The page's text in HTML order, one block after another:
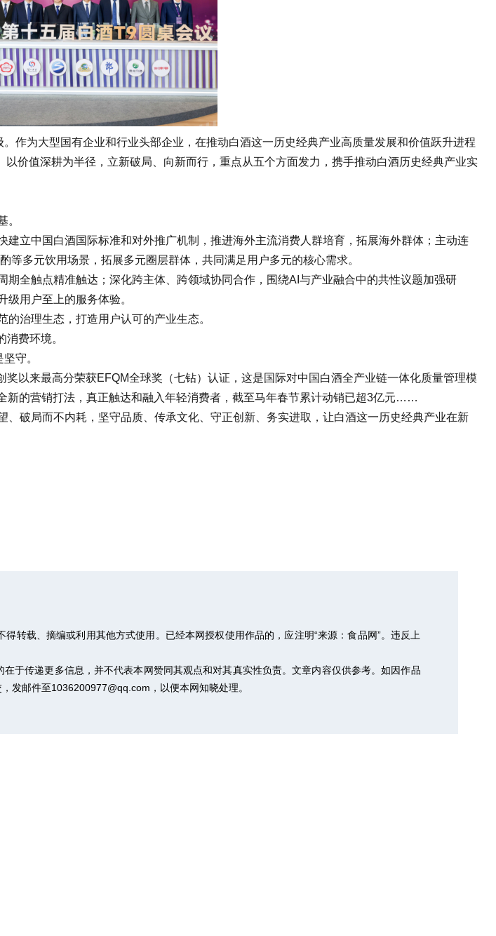
为大型国有企业和行业头部企业，在推动白酒这一历史经典产业高质量发展和价值跃升进程
价值深耕为半径，立新破局、向新而行，重点从五个方面发力，携手推动白酒历史经典产业实
。
中国白酒国际标准和对外推广机制，推进海外主流消费人群培育，拓展海外群体；主动连
等多元饮用场景，拓展多元圈层群体，共同满足用户多元的核心需求。
触点精准触达；深化跨主体、跨领域协同合作，围绕AI与产业融合中的共性议题加强研
用户至上的服务体验。
治理生态，打造用户认可的产业生态。
费环境。
守。
来最高分荣获EFQM全球奖（七钻）认证，这是国际对中国白酒全产业链一体化质量管理模
新的营销打法，真正触达和融入年轻消费者，截至马年春节累计动销已超3亿元……
局而不内耗，坚守品质、传承文化、守正创新、务实进取，让白酒这一历史经典产业在新
转载、摘编或利用其他方式使用。已经本网授权使用作品的，应注明“来源：食品网”。违反上
于传递更多信息，并不代表本网赞同其观点和对其真实性负责。文章内容仅供参考。如因作品
发邮件至1036200977@qq.com，以便本网知晓处理。